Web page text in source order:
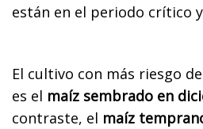
están en el periodo crítico
El cultivo con más riesgo de
es el maíz sembrado en
contraste, el maíz